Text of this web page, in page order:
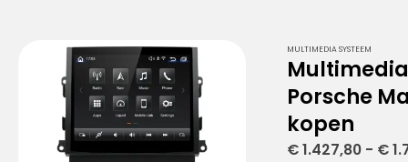
MULTIMEDIA SYSTEEM
Porsche
kopen
€1.427,80 - €